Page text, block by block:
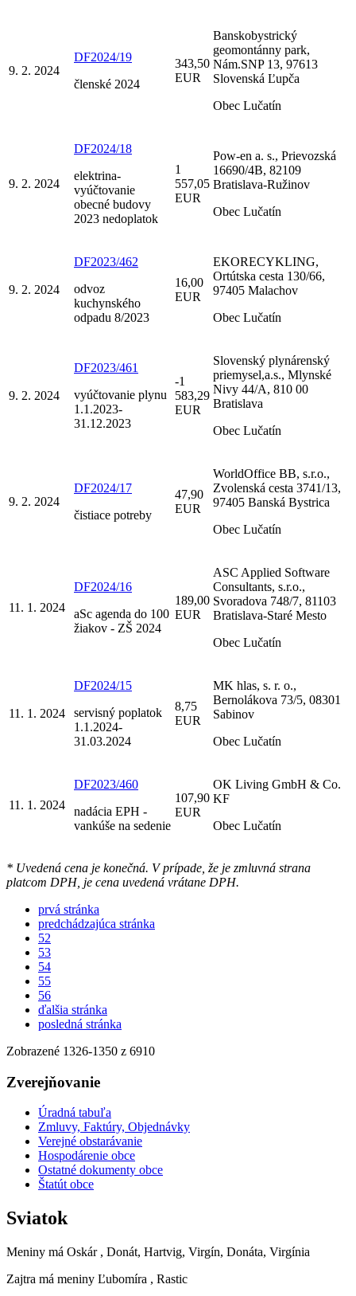
9. 2. 2024
DF2024/19
členské 2024
343,50
EUR
Banskobystrický
geomontánny park,
Nám.SNP 13, 97613
Slovenská Ľupča
Obec Lučatín
9. 2. 2024
DF2024/18
elektrina-
vyúčtovanie
obecné budovy
2023 nedoplatok
1
557,05
EUR
Pow-en a. s., Prievozská
16690/4B, 82109
Bratislava-Ružinov
Obec Lučatín
9. 2. 2024
DF2023/462
odvoz
kuchynského
odpadu 8/2023
16,00
EUR
EKORECYKLING,
Ortútska cesta 130/66,
97405 Malachov
Obec Lučatín
9. 2. 2024
DF2023/461
vyúčtovanie plynu
1.1.2023-
31.12.2023
-1
583,29
EUR
Slovenský plynárenský
priemysel,a.s., Mlynské
Nivy 44/A, 810 00
Bratislava
Obec Lučatín
9. 2. 2024
DF2024/17
čistiace potreby
47,90
EUR
WorldOffice BB, s.r.o.,
Zvolenská cesta 3741/13,
97405 Banská Bystrica
Obec Lučatín
11. 1. 2024
DF2024/16
aSc agenda do 100
žiakov - ZŠ 2024
189,00
EUR
ASC Applied Software
Consultants, s.r.o.,
Svoradova 748/7, 81103
Bratislava-Staré Mesto
Obec Lučatín
11. 1. 2024
DF2024/15
servisný poplatok
1.1.2024-
31.03.2024
8,75
EUR
MK hlas, s. r. o.,
Bernolákova 73/5, 08301
Sabinov
Obec Lučatín
11. 1. 2024
DF2023/460
nadácia EPH -
vankúše na sedenie
107,90
EUR
OK Living GmbH & Co.
KF
Obec Lučatín
* Uvedená cena je konečná. V prípade, že je zmluvná strana
platcom DPH, je cena uvedená vrátane DPH.
prvá stránka
predchádzajúca stránka
52
53
54
55
56
ďalšia stránka
posledná stránka
Zobrazené 1326-1350 z 6910
Zverejňovanie
Úradná tabuľa
Zmluvy, Faktúry, Objednávky
Verejné obstarávanie
Hospodárenie obce
Ostatné dokumenty obce
Štatút obce
Sviatok
Meniny má Oskár , Donát, Hartvig, Virgín, Donáta, Virgínia
Zajtra má meniny Ľubomíra , Rastic